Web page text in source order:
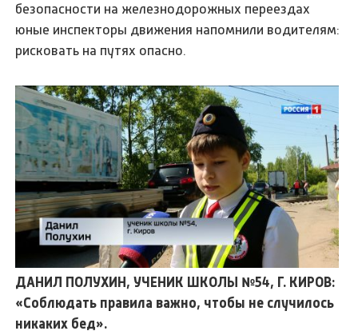
безопасности на железнодорожных переездах
юные инспекторы движения напомнили водителям:
рисковать на путях опасно.
ДАНИЛ ПОЛУХИН, УЧЕНИК ШКОЛЫ №54, Г. КИРОВ:
«Соблюдать правила важно, чтобы не случилось
никаких бед».